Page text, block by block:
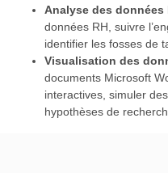
Analyse des données
données RH, suivre
identifier les fosses de
Visualisation des
documents Microsoft
interactives, simuler
hypothèses de